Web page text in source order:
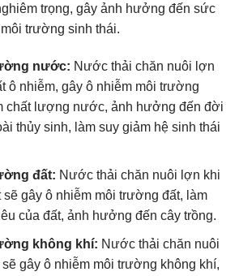
trọng, gây ảnh hưởng đến sức
trường sinh thái.
nước: Nước thải chăn nuôi lợn
ô nhiễm, gây ô nhiễm môi trường
chất lượng nước, ảnh hưởng đến đời
thủy sinh, làm suy giảm hệ sinh thái
đất: Nước thải chăn nuôi lợn khi
sẽ gây ô nhiễm môi trường đất, làm
của đất, ảnh hưởng đến cây trồng.
không khí: Nước thải chăn nuôi
gây ô nhiễm môi trường không khí,